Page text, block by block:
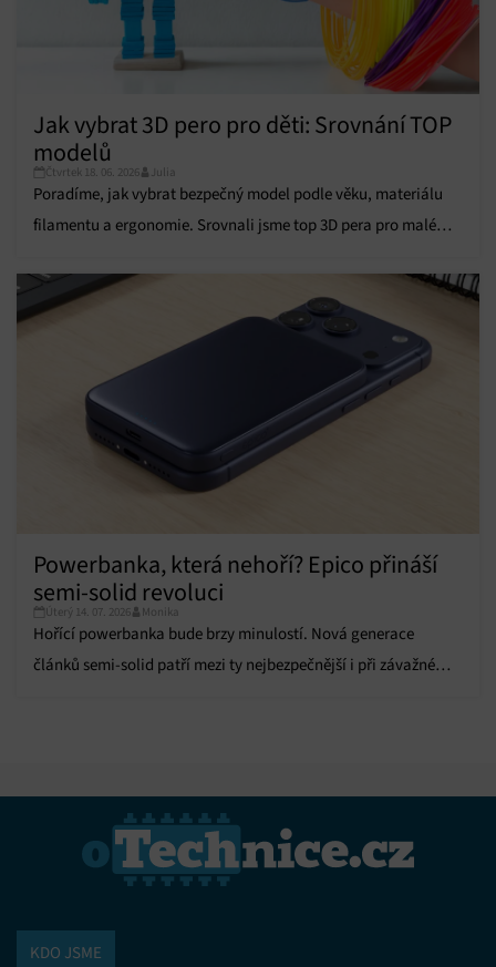
Vždy aktivní
Přiřazování a kombinování údajů z jiných zdrojů
informací.
Zajištění bezpečnosti, předcházení a zjišťování
podvodů a odstraňování chyb, Poskytování a
voleb ochrany osobních údajů.
Vždy aktivní
Jak vybrat 3D pero pro děti: Srovnání TOP
modelů
Čtvrtek 18. 06. 2026 Julia
Poradíme, jak vybrat bezpečný model podle věku, materiálu
filamentu a ergonomie. Srovnali jsme top 3D pera pro malé
Powerbanka, která nehoří? Epico přináší
semi-solid revoluci
Úterý 14. 07. 2026 Monika
Hořící powerbanka bude brzy minulostí. Nová generace
článků semi-solid patří mezi ty nejbezpečnější i při závažném
KDO JSME